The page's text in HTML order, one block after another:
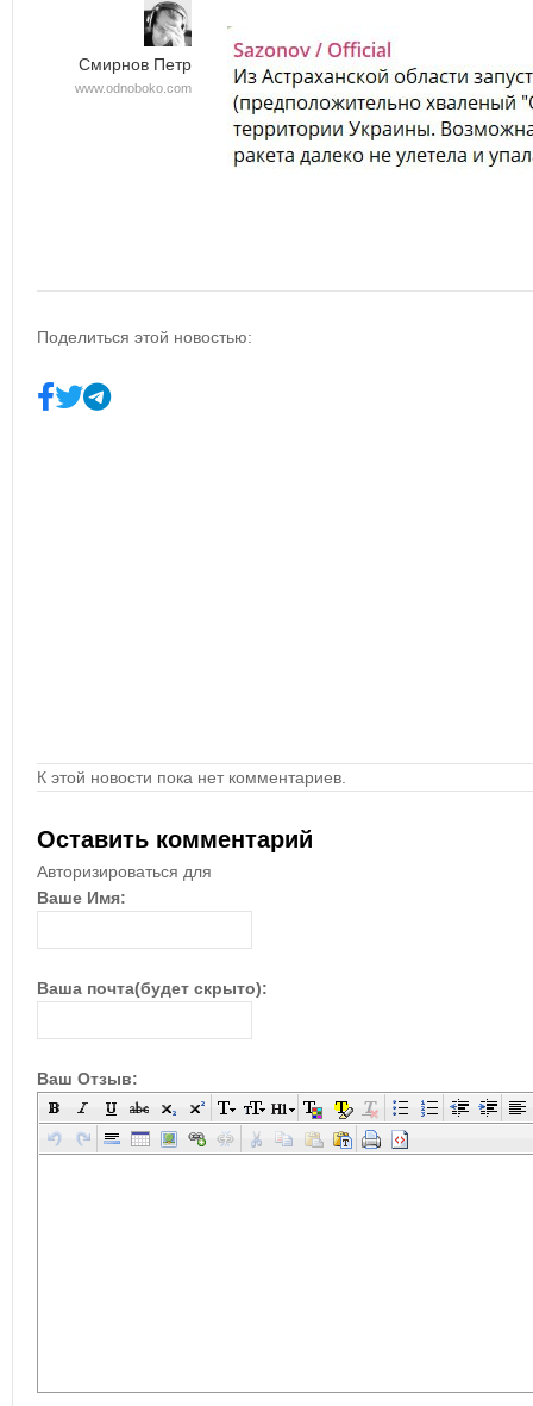
Смирнов Петр
www.odnoboko.com
Поделиться этой новостью:
К этой новости пока нет комментариев.
Оставить комментарий
Авторизироваться для
Ваше Имя:
Ваша почта(будет скрыто):
Ваш Отзыв: